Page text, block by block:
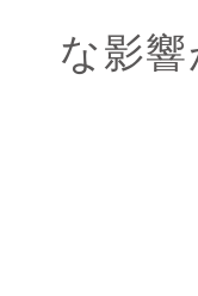
な影